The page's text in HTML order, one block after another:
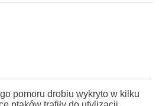
pomoru drobiu wykryto w kilku